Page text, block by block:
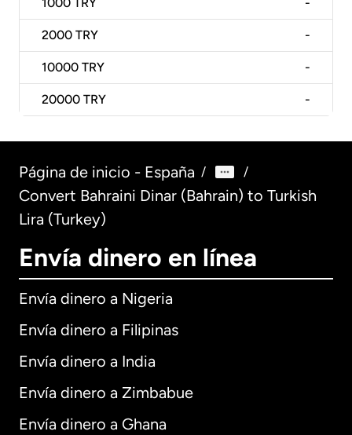
1000 TRY -
2000 TRY -
10000 TRY -
20000 TRY -
Página de inicio - España / /
Convert Bahraini Dinar (Bahrain) to Turkish
Lira (Turkey)
Envía dinero en línea
Envía dinero a Nigeria
Envía dinero a Filipinas
Envía dinero a India
Envía dinero a Zimbabue
Envía dinero a Ghana